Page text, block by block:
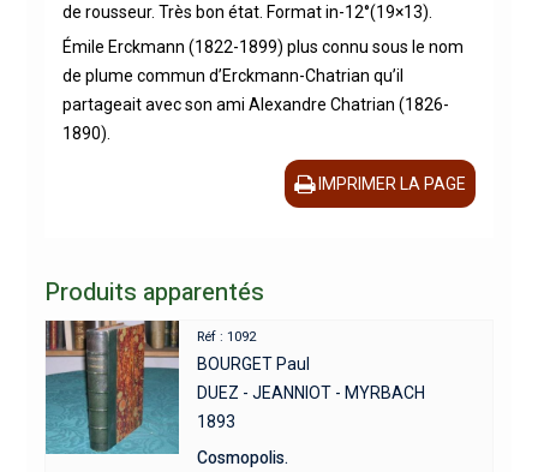
de rousseur. Très bon état. Format in-12°(19×13).
Émile Erckmann (1822-1899) plus connu sous le nom
de plume commun d’Erckmann-Chatrian qu’il
partageait avec son ami Alexandre Chatrian (1826-
1890).
IMPRIMER LA PAGE
Produits apparentés
Réf : 1092
BOURGET Paul
DUEZ - JEANNIOT - MYRBACH
1893
Cosmopolis.